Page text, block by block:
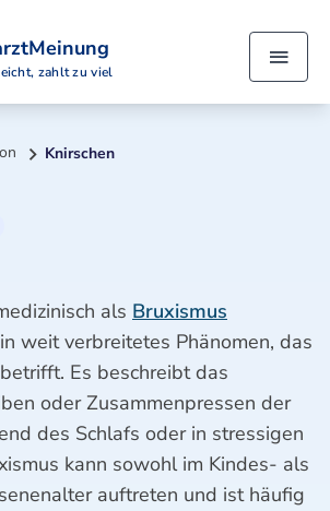
zahlt zu viel
Knirschen
als Bruxismus
weit verbreitetes Phänomen, das
Es beschreibt das
oder Zusammenpressen der
des Schlafs oder in stressigen
kann sowohl im Kindes- als
auftreten und ist häufig